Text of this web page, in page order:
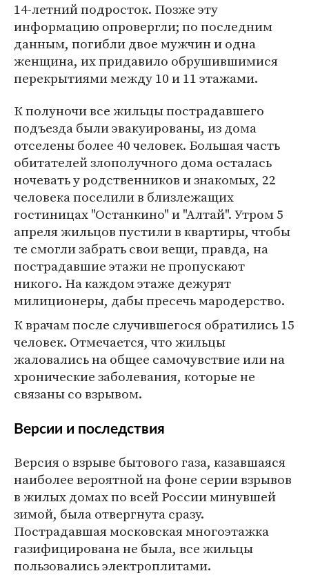
14-летний подросток. Позже эту
информацию опровергли; по последним
данным, погибли двое мужчин и одна
женщина, их придавило обрушившимися
перекрытиями между 10 и 11 этажами.
К полуночи все жильцы пострадавшего
подъезда были эвакуированы, из дома
отселены более 40 человек. Большая часть
обитателей злополучного дома осталась
ночевать у родственников и знакомых, 22
человека поселили в близлежащих
гостиницах "Останкино" и "Алтай". Утром 5
апреля жильцов пустили в квартиры, чтобы
те смогли забрать свои вещи, правда, на
пострадавшие этажи не пропускают
никого. На каждом этаже дежурят
милиционеры, дабы пресечь мародерство.
К врачам после случившегося обратились 15
человек. Отмечается, что жильцы
жаловались на общее самочувствие или на
хронические заболевания, которые не
связаны со взрывом.
Версии и последствия
Версия о взрыве бытового газа, казавшаяся
наиболее вероятной на фоне серии взрывов
в жилых домах по всей России минувшей
зимой, была отвергнута сразу.
Пострадавшая московская многоэтажка
газифицирована не была, все жильцы
пользовались электроплитами.